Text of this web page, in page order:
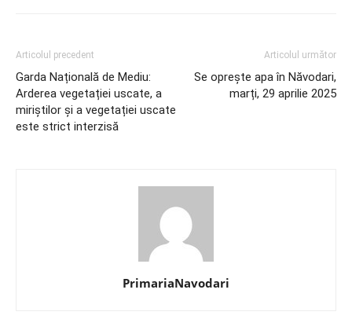
Articolul precedent
Garda Națională de Mediu:
Arderea vegetației uscate, a
miriștilor și a vegetației uscate
este strict interzisă
Articolul următor
Se oprește apa în Năvodari,
marți, 29 aprilie 2025
PrimariaNavodari